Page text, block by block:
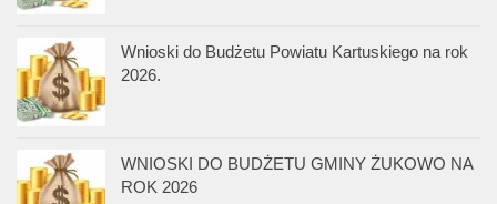
Wnioski do Budżetu Powiatu Kartuskiego na rok
2026.
WNIOSKI DO BUDŻETU GMINY ŻUKOWO NA
ROK 2026